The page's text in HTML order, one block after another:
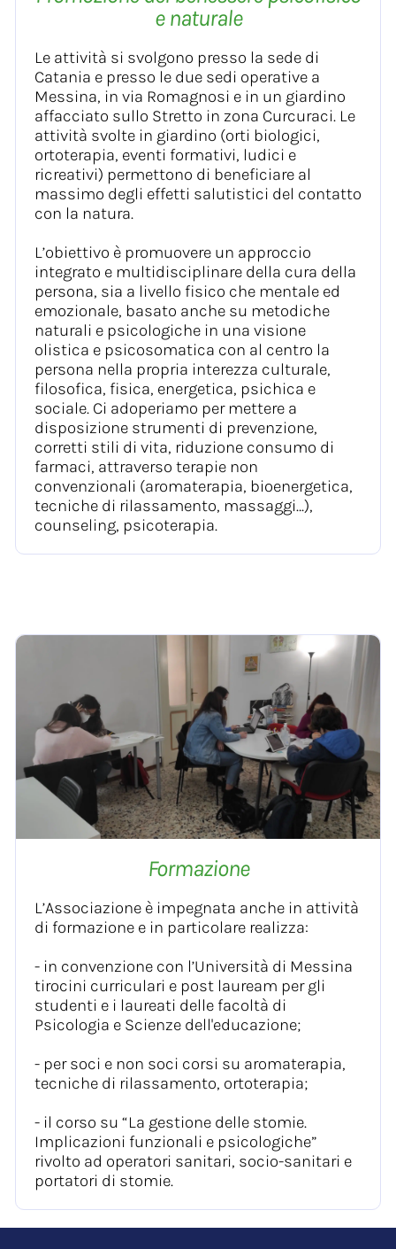
e naturale
Le attività si svolgono presso la sede di
Catania e presso le due sedi operative a
Messina, in via Romagnosi e in un giardino
affacciato sullo Stretto in zona Curcuraci. Le
attività svolte in giardino (orti biologici,
ortoterapia, eventi formativi, ludici e
ricreativi) permettono di beneficiare al
massimo degli effetti salutistici del contatto
con la natura.
L’obiettivo è promuovere un approccio
integrato e multidisciplinare della cura della
persona, sia a livello fisico che mentale ed
emozionale, basato anche su metodiche
naturali e psicologiche in una visione
olistica e psicosomatica con al centro la
persona nella propria interezza culturale,
filosofica, fisica, energetica, psichica e
sociale. Ci adoperiamo per mettere a
disposizione strumenti di prevenzione,
corretti stili di vita, riduzione consumo di
farmaci, attraverso terapie non
convenzionali (aromaterapia, bioenergetica,
tecniche di rilassamento, massaggi…),
counseling, psicoterapia.
Formazione
L’Associazione è impegnata anche in attività
di formazione e in particolare realizza:
- in convenzione con l’Università di Messina
tirocini curriculari e post lauream per gli
studenti e i laureati delle facoltà di
Psicologia e Scienze dell'educazione;
- per soci e non soci corsi su aromaterapia,
tecniche di rilassamento, ortoterapia;
- il corso su “La gestione delle stomie.
Implicazioni funzionali e psicologiche”
rivolto ad operatori sanitari, socio-sanitari e
portatori di stomie.